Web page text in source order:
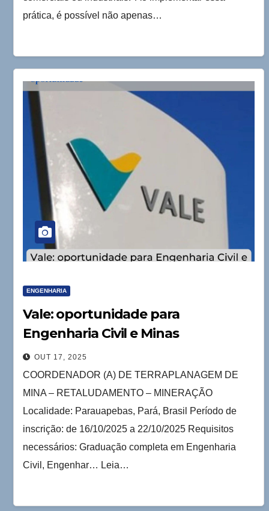
prática, é possível não apenas…
ENGENHARIA
Vale: oportunidade para
Engenharia Civil e Minas
(Terraplanagem)
OUT 17, 2025
COORDENADOR (A) DE TERRAPLANAGEM DE
MINA – RETALUDAMENTO – MINERAÇÃO
Localidade: Parauapebas, Pará, Brasil Período de
inscrição: de 16/10/2025 a 22/10/2025 Requisitos
necessários: Graduação completa em Engenharia
Civil, Engenhar… Leia…